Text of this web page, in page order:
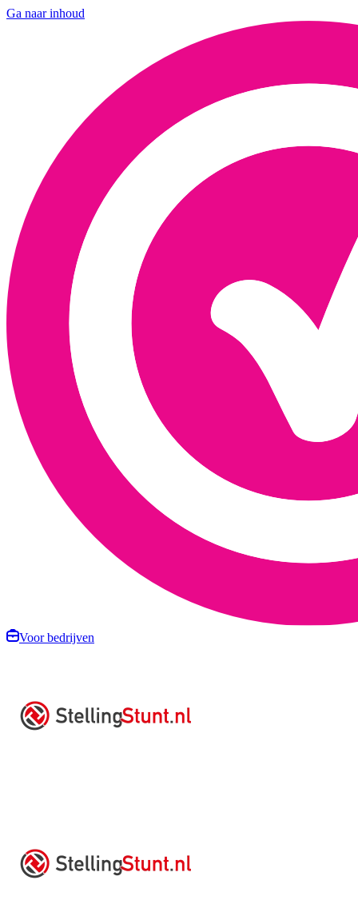
Ga naar inhoud
Voor bedrijven